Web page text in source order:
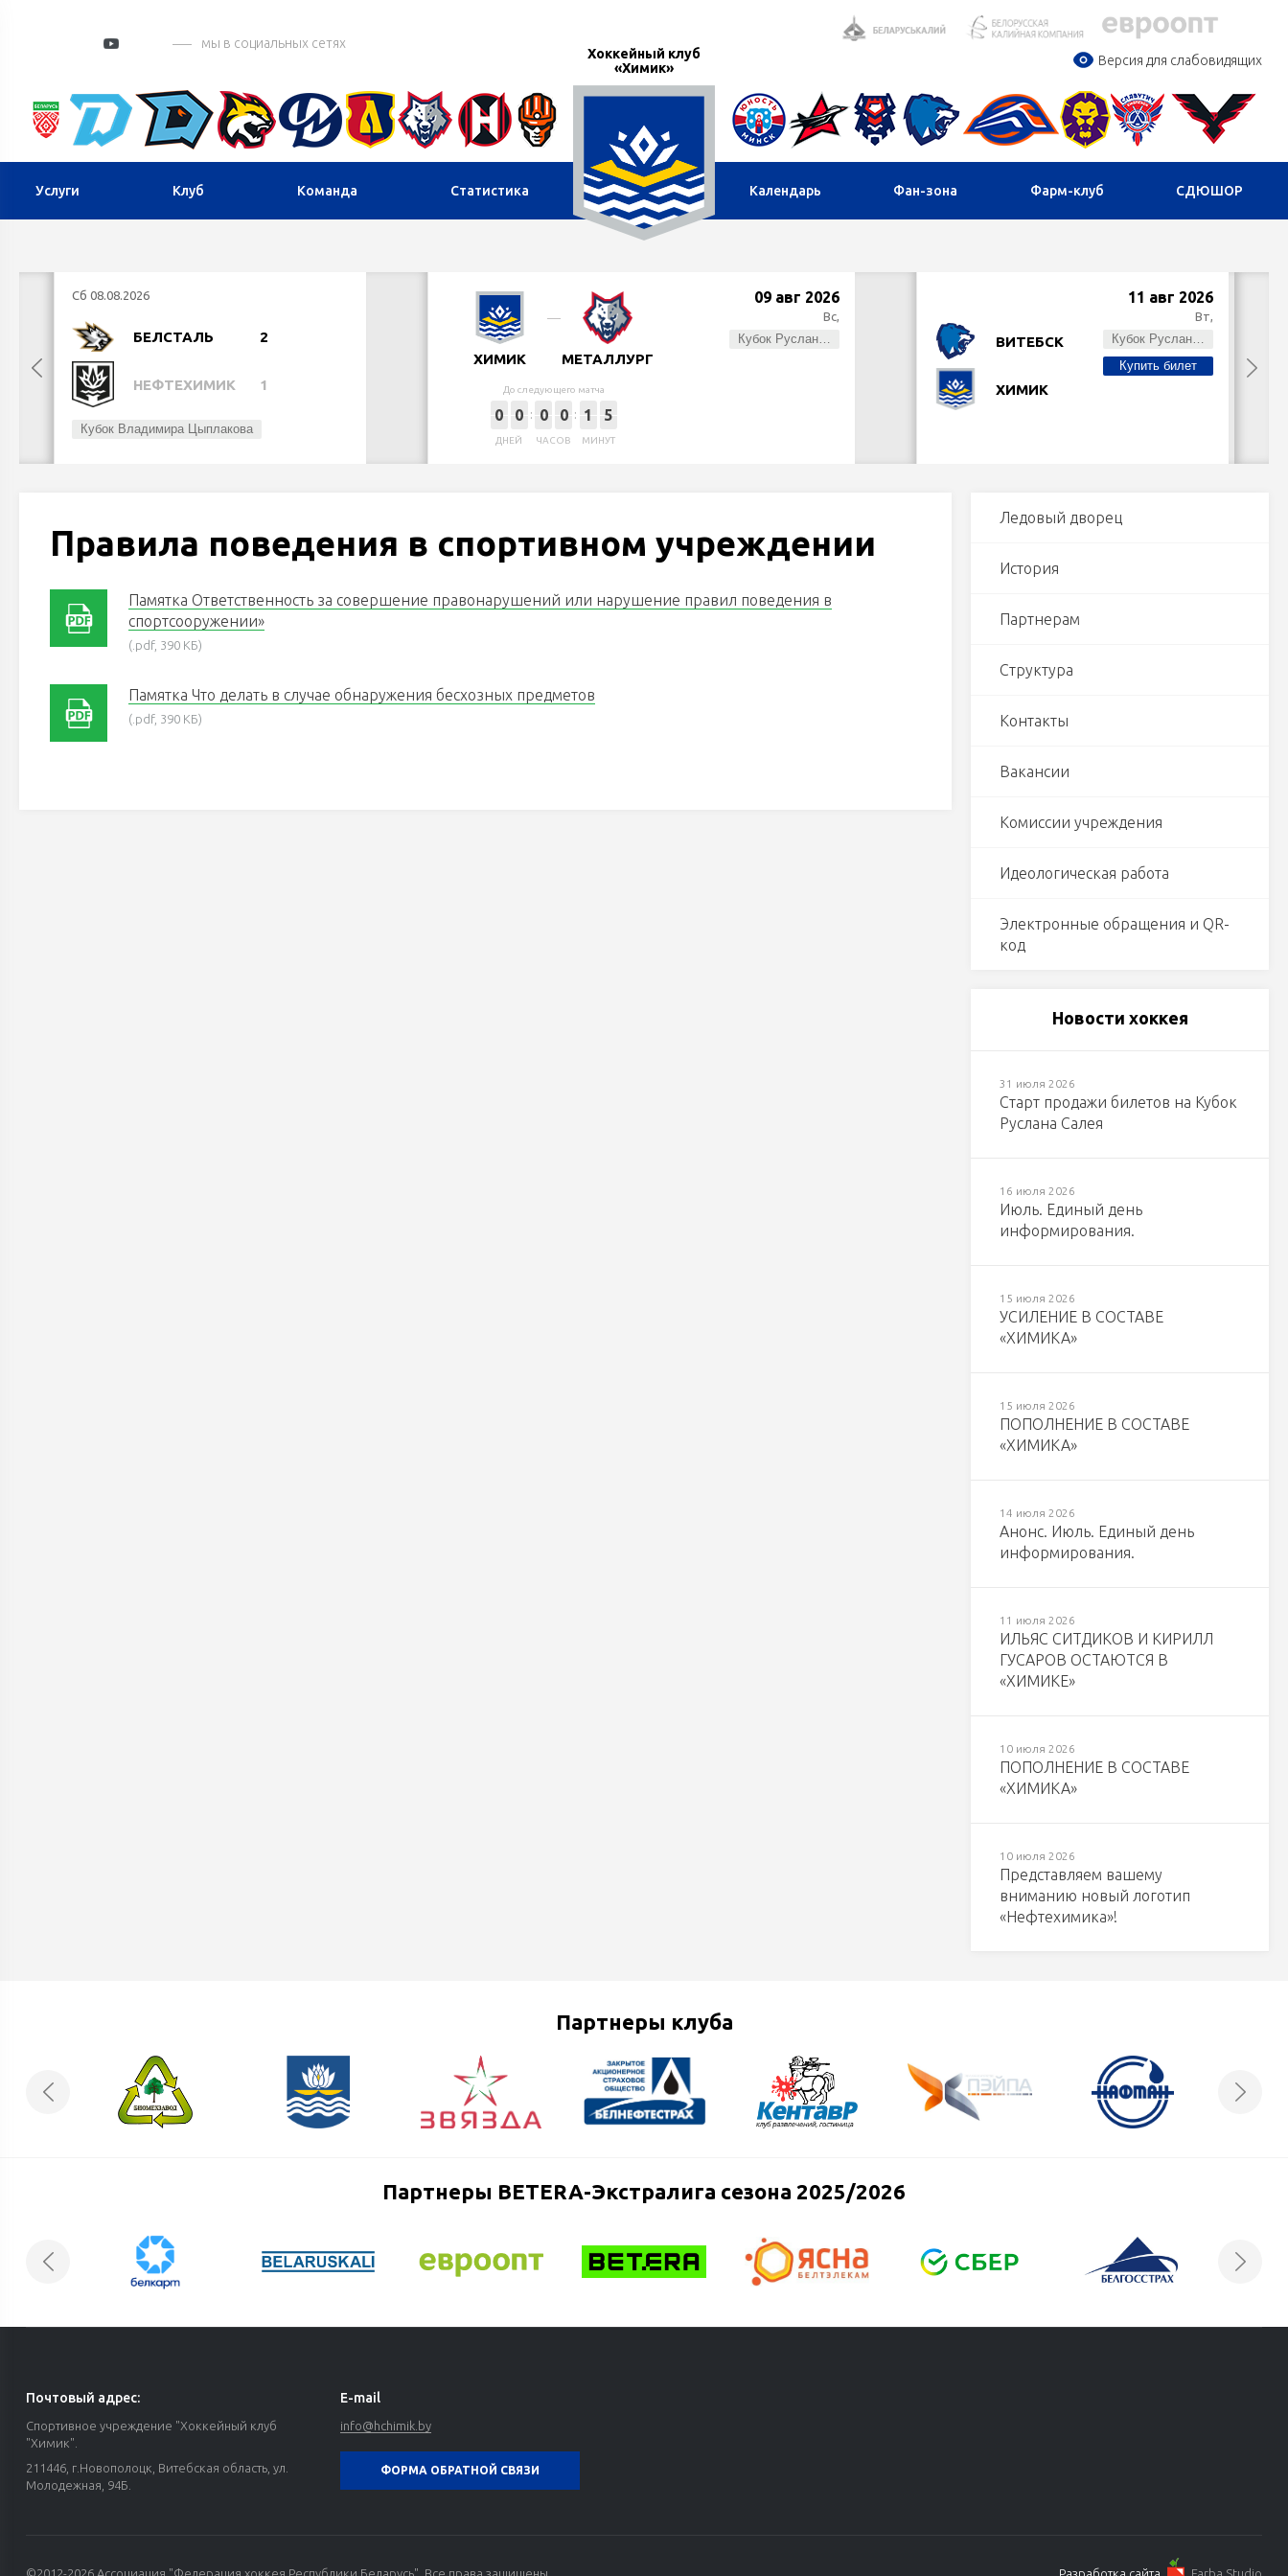
мы в социальных сетях
Версия для слабовидящих
Хоккейный клуб
«Химик»
Услуги Клуб Команда Статистика Календарь Фан-зона Фарм-клуб СДЮШОР
Сб 08.08.2026
БЕЛСТАЛЬ 2
НЕФТЕХИМИК 1
Кубок Владимира Цыплакова
ХИМИК МЕТАЛЛУРГ
До следующего матча
0 0
ДНЕЙ
0 0
ЧАСОВ
1 5
МИНУТ
09 авг 2026
Вс,
ВИТЕБСК
ХИМИК
11 авг 2026
Вт,
Купить билет
Правила поведения в спортивном учреждении
Памятка Ответственность за совершение правонарушений или нарушение правил поведения в
спортсооружении»
(.pdf, 390 КБ)
Памятка Что делать в случае обнаружения бесхозных предметов
(.pdf, 390 КБ)
Ледовый дворец
История
Партнерам
Структура
Контакты
Вакансии
Комиссии учреждения
Идеологическая работа
Электронные обращения и QR-
код
Новости хоккея
31 июля 2026
Старт продажи билетов на Кубок
Руслана Салея
16 июля 2026
Июль. Единый день
информирования.
15 июля 2026
УСИЛЕНИЕ В СОСТАВЕ
«ХИМИКА»
15 июля 2026
ПОПОЛНЕНИЕ В СОСТАВЕ
«ХИМИКА»
14 июля 2026
Анонс. Июль. Единый день
информирования.
11 июля 2026
ИЛЬЯС СИТДИКОВ И КИРИЛЛ
ГУСАРОВ ОСТАЮТСЯ В
«ХИМИКЕ»
10 июля 2026
ПОПОЛНЕНИЕ В СОСТАВЕ
«ХИМИКА»
10 июля 2026
Представляем вашему
вниманию новый логотип
«Нефтехимика»!
Партнеры клуба
Партнеры BETERA-Экстралига сезона 2025/2026
Почтовый адрес:
Спортивное учреждение "Хоккейный клуб
"Химик".
211446, г.Новополоцк, Витебская область, ул.
Молодежная, 94Б.
E-mail
info@hchimik.by
ФОРМА ОБРАТНОЙ СВЯЗИ
©2012-2026 Ассоциация "Федерация хоккея Республики Беларусь". Все права защищены. Разработка сайта Farba Studio